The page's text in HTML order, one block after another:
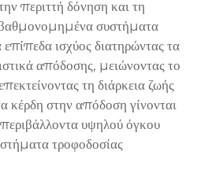
περιττή δόνηση και τη
συστήματα
επίπεδα ισχύος διατηρώντας τα
απόδοσης, μειώνοντας το
τη διάρκεια ζωής
κέρδη στην απόδοση γίνονται
υψηλού όγκου
τροφοδοσίας